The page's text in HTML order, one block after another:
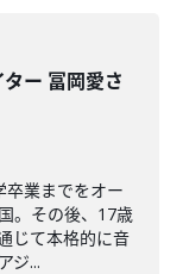
ー 冨岡愛さ
卒業までをオー
。その後、17歳
じて本格的に音
ジ...